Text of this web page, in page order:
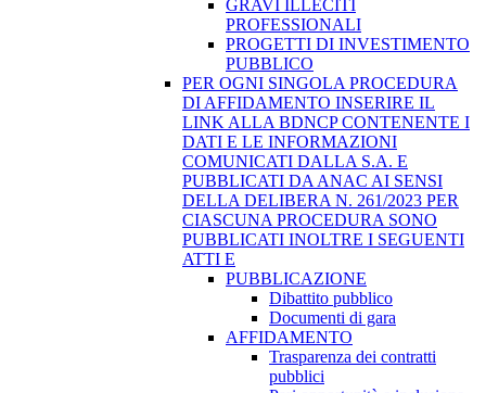
GRAVI ILLECITI
PROFESSIONALI
PROGETTI DI INVESTIMENTO
PUBBLICO
PER OGNI SINGOLA PROCEDURA
DI AFFIDAMENTO INSERIRE IL
LINK ALLA BDNCP CONTENENTE I
DATI E LE INFORMAZIONI
COMUNICATI DALLA S.A. E
PUBBLICATI DA ANAC AI SENSI
DELLA DELIBERA N. 261/2023 PER
CIASCUNA PROCEDURA SONO
PUBBLICATI INOLTRE I SEGUENTI
ATTI E
PUBBLICAZIONE
Dibattito pubblico
Documenti di gara
AFFIDAMENTO
Trasparenza dei contratti
pubblici